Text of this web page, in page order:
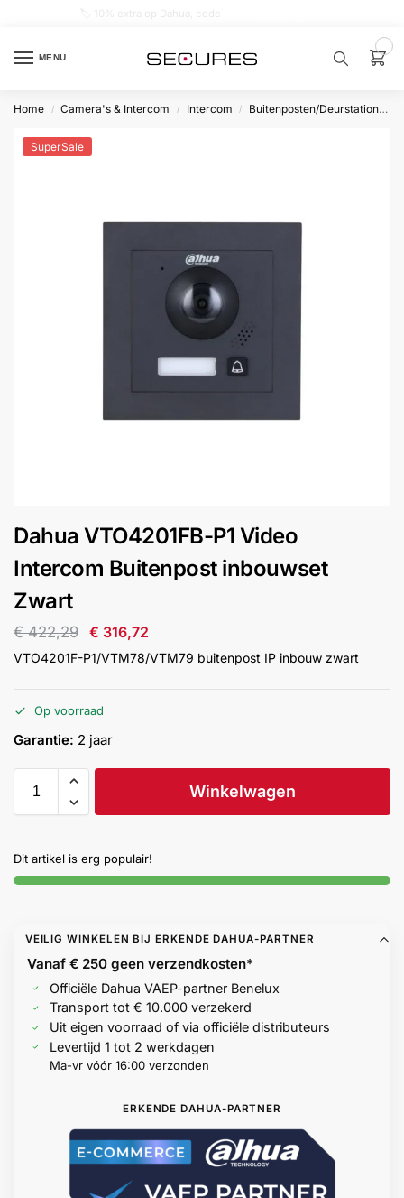
MENU
product…
&
Intercom
Branddetectie
Inbraakbeveiliging
Merken
Outlet
Home / Camera's & Intercom / Intercom / Buitenposten/Deurstations
SuperSale
Dahua VTO4201FB-P1 Video
Intercom Buitenpost inbouwset
Zwart
€422,29 € 316,72
VTO4201F-P1/VTM78/VTM79 buitenpost IP inbouw zwart
Op voorraad
Garantie: 2 jaar
Winkelwagen
Dit artikel is erg populair!
VEILIG WINKELEN BIJ ERKENDE DAHUA-PARTNER
Vanaf € 250 geenverzendkosten*
Officiële Dahua VAEP-partner Benelux
Transport tot € 10.000 verzekerd
Uit eigen voorraad of via officiële distributeurs
Levertijd 1 tot 2 werkdagen
Ma-vr vóór 16:00 verzonden
ERKENDE DAHUA-PARTNER